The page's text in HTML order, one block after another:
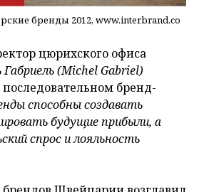
бренды 2012, www.interbrand.co
цюрихского офиса
(MichelGabriel)
бренд-
способны создавать
будущие прибыли, а
спрос и лояльность